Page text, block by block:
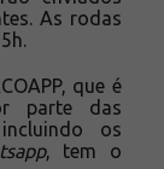
As rodas
que é
parte das
os
, tem o